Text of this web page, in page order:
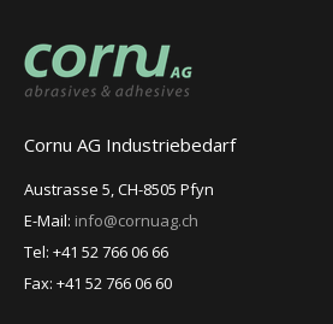
Cornu AG Industriebedarf
Austrasse 5, CH-8505 Pfyn
E-Mail: info@cornuag.ch
Tel: +41 52 766 06 66
Fax: +41 52 766 06 60